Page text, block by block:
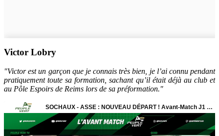
Victor Lobry
"Victor est un garçon que je connais très bien, je l’ai connu pendant
pratiquement toute sa formation, sachant qu’il était déjà au club et
au Pôle Espoirs de Reims lors de sa préformation."